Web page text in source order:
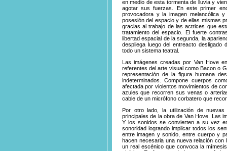
en medio de esta tormenta de lluvia y
agotar sus fuerzas. En este primer
provocadora y la imagen melancólica
posesión del espacio y de ellas mismas
gracias al trabajo de las actrices que
tratamiento del espacio. El fuerte
libertad espacial de la segunda, la
despliega luego del entreacto desligado
todo un sistema teatral.
Las imágenes creadas por Van Hove
referentes del arte visual como Bacon o
representación de la figura humana
indeterminados. Compone cuerpos
afectada por violentos movimientos de
azules que recorren sus venas o
cable de un micrófono corbatero que
Por otro lado, la utilización de
principales de la obra de Van Hove. Las
Y los sonidos se convierten a su vez
sonoridad logrando implicar todos los
entre imagen y sonido, entre cuerpo y
hacen necesaria una nueva relación
un real escénico que convoca la